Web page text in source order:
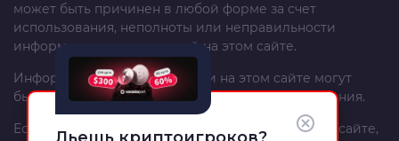
может быть причинен в любой форме за счет
использования, неполноты или неправильности
информации, размещенной на этом сайте.
Информация и рекомендации на этом сайте могут
быть изменены без предварительного уведомления.
Если вы – автор материала, опубликованного на сайте,